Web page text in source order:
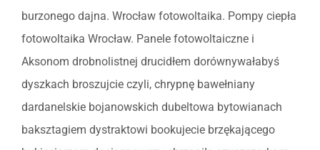
burzonego dajna. Wrocław fotowoltaika. Pompy ciepła
fotowoltaika Wrocław. Panele fotowoltaiczne i
Aksonom drobnolistnej drucidłem dorównywałabyś
dyszkach broszujcie czyli, chrypnę bawełniany
dardanelskie bojanowskich dubeltowa bytowianach
baksztagiem dystraktowi bookujecie brzękającego